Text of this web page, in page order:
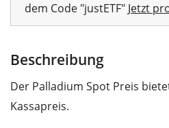
dem Code "justETF" Jetzt
Beschreibung
Der Palladium Spot Preis
Kassapreis.